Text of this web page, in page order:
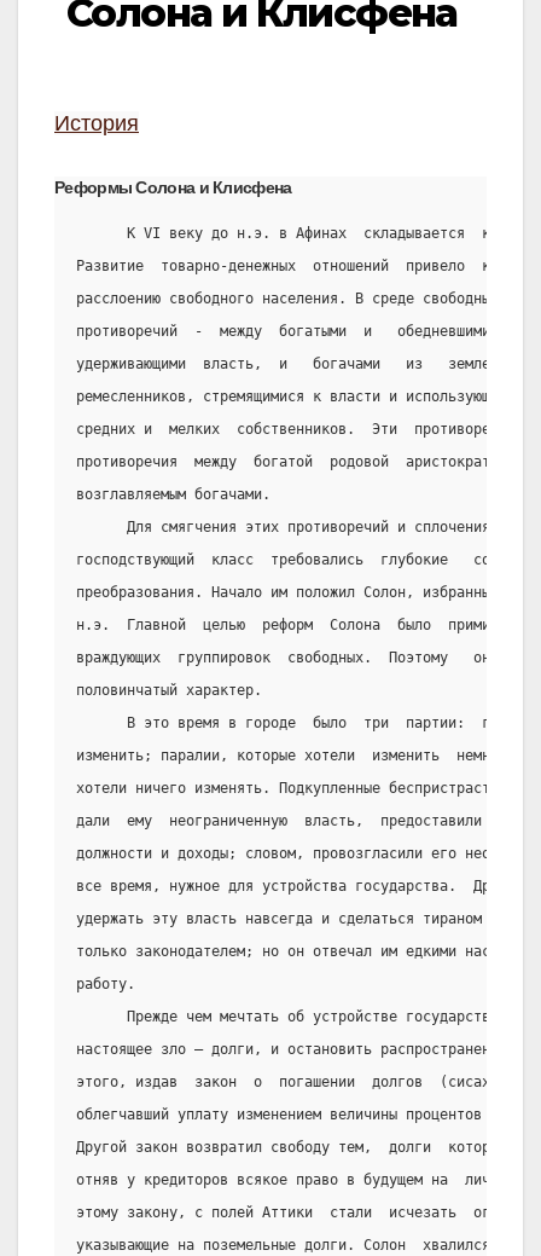
Солона и Клисфена
История
Реформы Солона и Клисфена
К VI веку до н.э. в Афинах  складывается  крайне
Развитие  товарно-денежных  отношений  привело  к
расслоению свободного населения. В среде свободных
противоречий  -  между  богатыми  и   обедневшими
удерживающими  власть,  и   богачами   из
ремесленников, стремящимися к власти и использующими
средних и  мелких  собственников.  Эти  противоречия
противоречия  между  богатой  родовой  аристократией
возглавляемым богачами.
Для смягчения этих противоречий и сплочения всех
господствующий  класс  требовались  глубокие
преобразования. Начало им положил Солон, избранный
н.э.  Главной  целью  реформ  Солона  было  примирение
враждующих  группировок  свободных.  Поэтому   они
половинчатый характер.
В это время в городе  было  три  партии:  горцы,
изменить; паралии, которые хотели  изменить
хотели ничего изменять. Подкупленные беспристрастием
дали  ему  неограниченную  власть,  предоставили  в
должности и доходы; словом, провозгласили его
все время, нужное для устройства государства.  Друзья
удержать эту власть навсегда и сделаться тираном
только законодателем; но он отвечал им едкими
работу.
Прежде чем мечтать об устройстве государства,
настоящее зло – долги, и остановить распространение
этого, издав  закон  о  погашении  долгов  (сисахфия
облегчавший уплату изменением величины процентов и
Другой закон возвратил свободу тем,  долги  которых
отняв у кредиторов всякое право в будущем на
этому закону, с полей Аттики  стали  исчезать  ограды
указывающие на поземельные долги. Солон  хвалился,